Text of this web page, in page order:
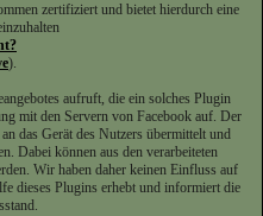
zertifiziert und bietet hierdurch eine
).
aufruft, die ein solches Plugin
mit den Servern von Facebook auf. Der
das Gerät des Nutzers übermittelt und
Dabei können aus den verarbeiteten
Wir haben daher keinen Einfluss auf
dieses Plugins erhebt und informiert die